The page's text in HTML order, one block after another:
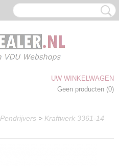
UW WINKELWAGEN
Geen producten (0)
Pendrijvers > Kraftwerk 3361-14